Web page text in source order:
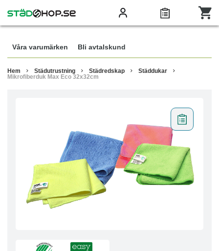
Våra varumärken Bli avtalskund
Hem Städutrustning Städredskap
Städdukar
Mikrofiberduk Max Eco 32x32cm